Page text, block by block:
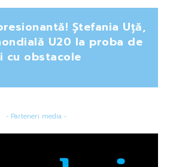
Ștefania Uță,
U20 la proba de
cu obstacole
- Parteneri media -